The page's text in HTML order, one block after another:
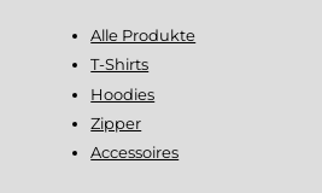
Alle Produkte
T-Shirts
Hoodies
Zipper
Accessoires